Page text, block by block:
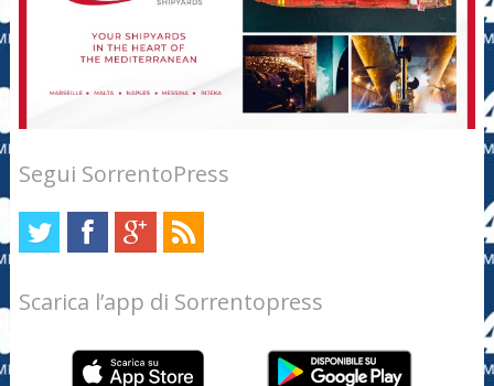
Segui SorrentoPress
Scarica l’app di Sorrentopress